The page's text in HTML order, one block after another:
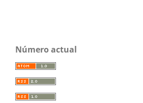
Número actual